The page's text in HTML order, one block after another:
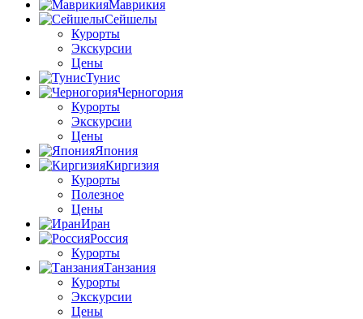
Маврикия
Сейшелы
Курорты
Экскурсии
Цены
Тунис
Черногория
Курорты
Экскурсии
Цены
Япония
Киргизия
Курорты
Полезное
Цены
Иран
Россия
Курорты
Танзания
Курорты
Экскурсии
Цены